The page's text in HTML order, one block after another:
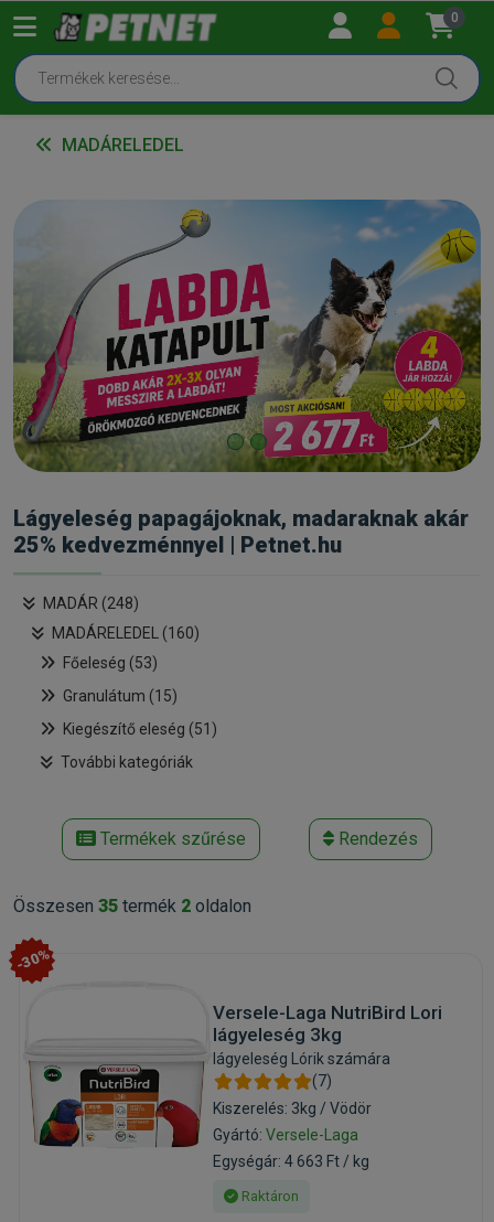
0
MADÁRELEDEL
Lágyeleség papagájoknak, madaraknak akár
25% kedvezménnyel | Petnet.hu
MADÁR (248)
MADÁRELEDEL (160)
Főeleség (53)
Granulátum (15)
Kiegészítő eleség (51)
További kategóriák
Termékek szűrése Rendezés
Összesen 35 termék 2 oldalon
-30%
Versele-Laga NutriBird Lori
lágyeleség 3kg
lágyeleség Lórik számára
(7)
Kiszerelés: 3kg / Vödör
Gyártó: Versele-Laga
Egységár: 4 663 Ft / kg
Raktáron